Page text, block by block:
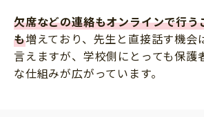
欠席などの連絡もオンラインで行う
も増えており、先生と直接話す機会
言えますが、学校側にとっても保護
な仕組みが広がっています。